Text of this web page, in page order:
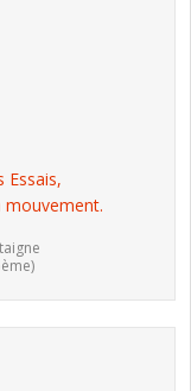
Essais,
mouvement.